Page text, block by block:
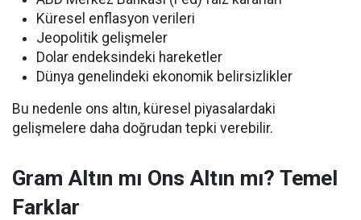
Küresel enflasyon verileri
Jeopolitik gelişmeler
Dolar endeksindeki hareketler
Dünya genelindeki ekonomik belirsizlikler
Bu nedenle ons altın, küresel piyasalardaki
gelişmelere daha doğrudan tepki verebilir.
Gram Altın mı Ons Altın mı? Temel
Farklar